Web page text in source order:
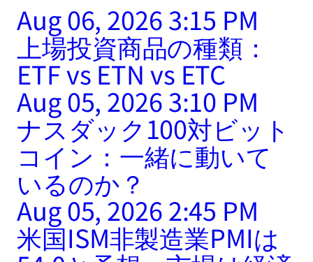
Aug 06, 2026 3:15 PM
上場投資商品の種類：
ETF vs ETN vs ETC
Aug 05, 2026 3:10 PM
ナスダック100対ビット
コイン：一緒に動いて
いるのか？
Aug 05, 2026 2:45 PM
米国ISM非製造業PMIは